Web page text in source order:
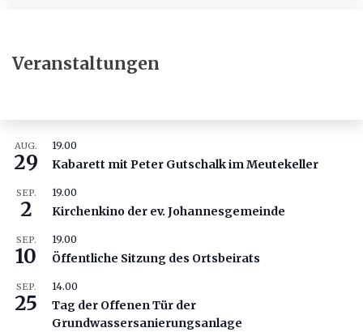
Veranstaltungen
AUG.
29
19.00
Kabarett mit Peter Gutschalk im Meutekeller
SEP.
2
19.00
Kirchenkino der ev. Johannesgemeinde
SEP.
10
19.00
Öffentliche Sitzung des Ortsbeirats
SEP.
25
14.00
Tag der Offenen Tür der
Grundwassersanierungsanlage